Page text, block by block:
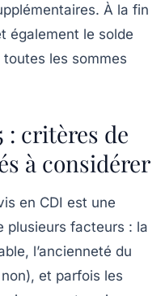
À la fin
également le solde
les sommes
: critères de
à considérer
en CDI est une
plusieurs facteurs : la
l’ancienneté du
et parfois les